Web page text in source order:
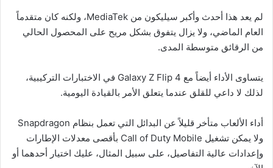
لم يعد هذا أحدث وأكبر سيليكون من MediaTek، ولكنه كان متقدماً
العام الماضي، ولا يزال يتفوق بشكل مريح على المحصول الحالي
من الرقائق متوسطة المدى.
يتساوى الأداء أيضاً مع Galaxy Z Flip 4 في الاختبارات التركيبية،
لذلك لا داعي للقلق عندما يتعلق الأمر بالقيادة اليومية.
أداء الألعاب متأخر قليلاً عن البدائل التي تعمل بنظام Snapdragon
ولا يمكن تشغيل Call of Duty Mobile بأقصى معدلات الإطارات
وإعدادات عالية التفاصيل، على سبيل المثال، عليك اختيار أحدهما أو